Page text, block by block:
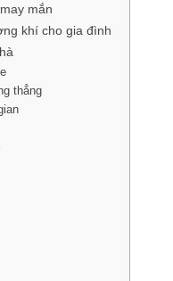
mắn
khí cho gia đình
thẳng